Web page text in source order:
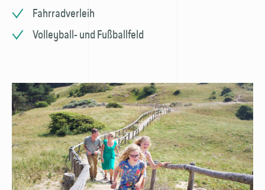
Fahrradverleih
Volleyball- und Fußballfeld